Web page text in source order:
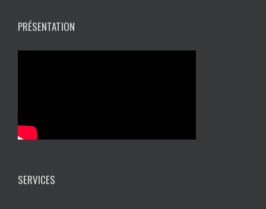
PRÉSENTATION
SERVICES